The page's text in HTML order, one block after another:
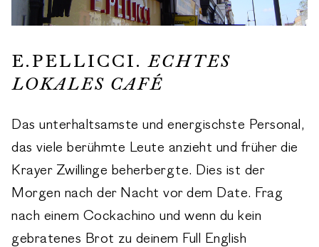
E.PELLICCI. ECHTES
LOKALES CAFÉ
Das unterhaltsamste und energischste Personal,
das viele berühmte Leute anzieht und früher die
Krayer Zwillinge beherbergte. Dies ist der
Morgen nach der Nacht vor dem Date. Frag
nach einem Cockachino und wenn du kein
gebratenes Brot zu deinem Full English